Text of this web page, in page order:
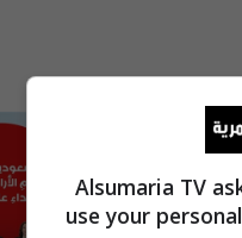
Alsumaria TV
use your